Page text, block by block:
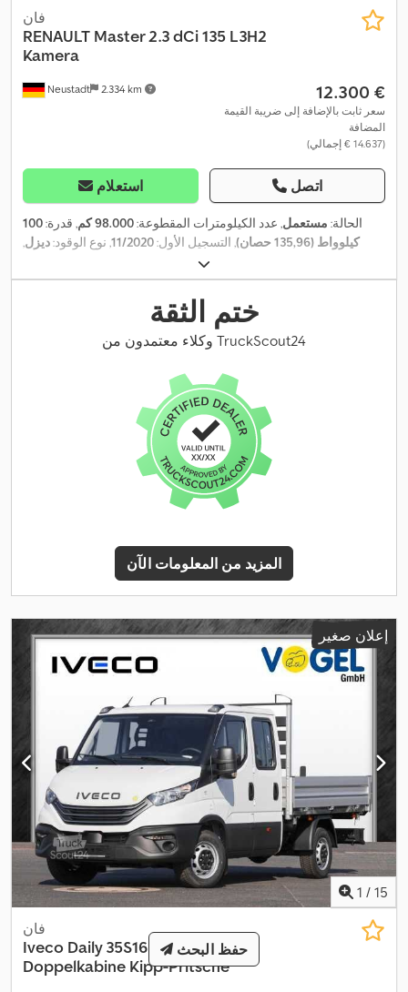
Neustadt 2.334 km
فان
RENAULT Master 2.3 dCi 135 L3H2
Kamera
‏12.300 €
سعر ثابت بالإضافة إلى ضريبة القيمة
المضافة
(‏14.637 € إجمالي)
استعلام اتصل
الحالة: مستعمل, عدد الكيلومترات المقطوعة:98.000 كم , قدرة:100
كيلوواط (135,96 حصان)
, التسجيل الأول:11/2020, نوع الوقود:ديزل,
, لون:
الانبعاثات:يورو 6 , عدد المقاعد:2, الطول الكلي:6.315 مم
, العرض الكلي:
, طول مساحة التحميل:
1.765 مم , ارتفاع مساحة التحميل:
الصنع:2020, معدات:برنامج الثبات الإلكتروني (ESP), قفل مركزي, نظام
ختم الثقة
وكلاء معتمدون من TruckScout24
المزيد من المعلومات الآن
إعلان صغير
1 / 15
فان
Iveco Daily 35S16H3.0A8Y D
Doppelkabine Kipp-Pritsche
حفظ البحث